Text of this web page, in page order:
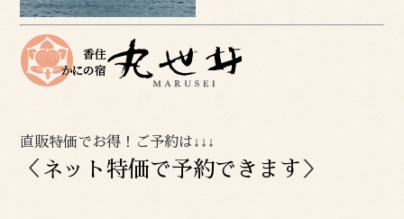
直販特価でお得！ご予約は↓↓↓
＜ ネット特価で予約できます ＞